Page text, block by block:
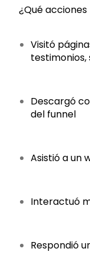
¿Qué
Visitó
testimonios,
Descargó
del funnel
Asistió a un
Interactuó
Respondió